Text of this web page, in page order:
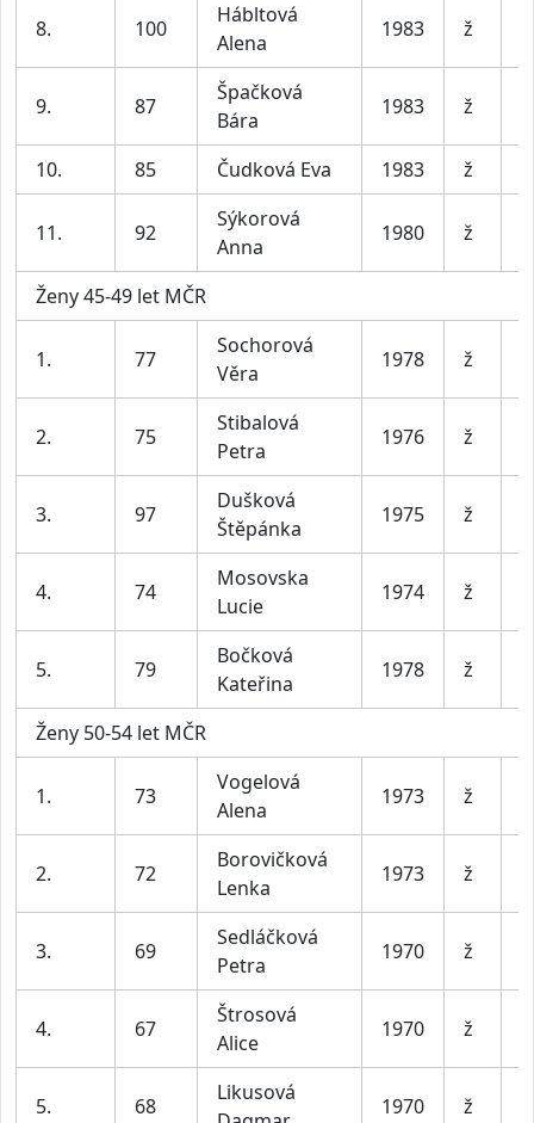
8. 100
Hábltová
Alena
1983 ž
9. 87
Špačková
Bára
1983 ž
10. 85 Čudková Eva 1983 ž
11. 92
Sýkorová
Anna
1980 ž
Ženy 45-49 let MČR
1. 77
Sochorová
Věra
1978 ž
2. 75
Stibalová
Petra
1976 ž
3. 97
Dušková
Štěpánka
1975 ž
4. 74
Mosovska
Lucie
1974 ž
5. 79
Bočková
Kateřina
1978 ž
Ženy 50-54 let MČR
1. 73
Vogelová
Alena
1973 ž
2. 72
Borovičková
Lenka
1973 ž
3. 69
Sedláčková
Petra
1970 ž
4. 67
Štrosová
Alice
1970 ž
5. 68
Likusová
1970 ž